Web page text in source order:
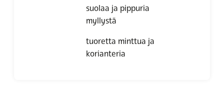
suolaa ja pippuria
myllystä
tuoretta minttua ja
korianteria